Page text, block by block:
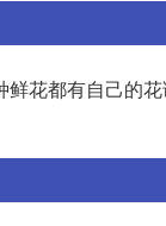
花都有自己的